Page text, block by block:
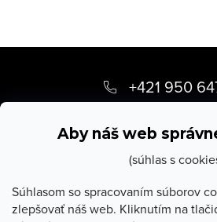
Aby náš web
(súhlas s
Súhlasom so spracovaním súborov
zlepšovať náš web. Kliknutím na
p
+421 950